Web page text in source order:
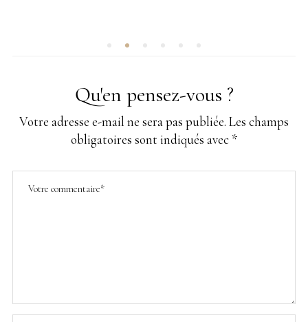
Qu'en pensez-vous ?
Votre adresse e-mail ne sera pas publiée. Les champs
obligatoires sont indiqués avec *